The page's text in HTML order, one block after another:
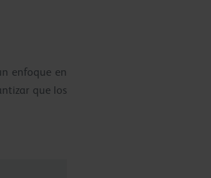
enfoque en
que los